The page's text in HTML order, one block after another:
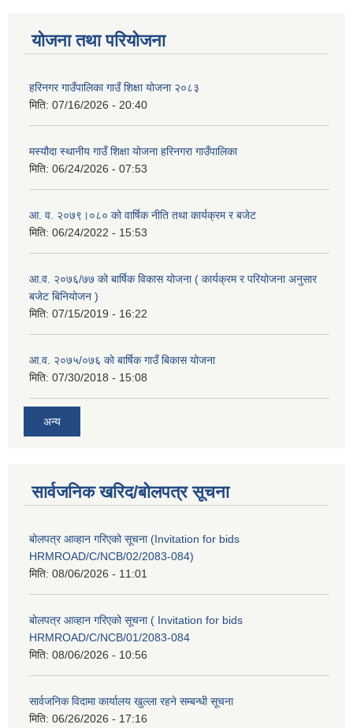
योजना तथा परियोजना
हरिनगर गाउँपालिका गाउँ शिक्षा योजना २०८३
मिति: 07/16/2026 - 20:40
मस्यौदा स्थानीय गाउँ शिक्षा योजना हरिनगरा गाउँपालिका
मिति: 06/24/2026 - 07:53
आ. व. २०७९।०८० को वार्षिक नीति तथा कार्यक्रम र बजेट
मिति: 06/24/2022 - 15:53
आ.व. २०७६/७७ को बार्षिक विकास योजना ( कार्यक्रम र परियोजना अनुसार
बजेट बिनियोजन )
मिति: 07/15/2019 - 16:22
आ.व. २०७५/०७६ काे बार्षिक गाउँ बिकास योजना
मिति: 07/30/2018 - 15:08
अन्य
सार्वजनिक खरिद/बोलपत्र सूचना
बोलपत्र आव्हान गरिएको सूचना (Invitation for bids
HRMROAD/C/NCB/02/2083-084)
मिति: 08/06/2026 - 11:01
बोलपत्र आव्हान गरिएको सूचना ( Invitation for bids
HRMROAD/C/NCB/01/2083-084
मिति: 08/06/2026 - 10:56
सार्वजनिक विदामा कार्यालय खुल्ला रहने सम्बन्धी सूचना
मिति: 06/26/2026 - 17:16